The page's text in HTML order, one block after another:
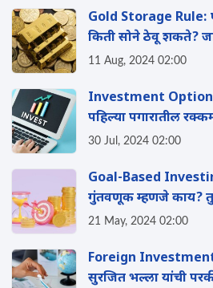
Gold Storage Rule:
किती सोने ठेवू शकते?
11 Aug, 2024 02:00
Investment
पहिल्या पगारातील
घ्या
30 Jul, 2024 02:00
Goal-Based
गुंतवणूक म्हणजे काय?
याचा कसा फायदा होईल?
21 May, 2024 02:00
Foreign Investment
सुरजित भल्ला यांची